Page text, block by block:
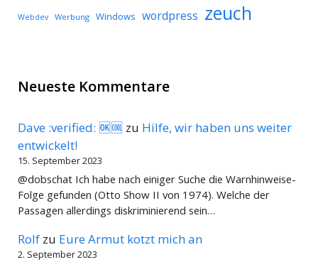
Webdev Werbung Windows wordpress zeuch
Neueste Kommentare
Dave :verified: 🆗🆒 zu Hilfe, wir haben uns weiter
entwickelt!
15. September 2023
@dobschat Ich habe nach einiger Suche die Warnhinweise-
Folge gefunden (Otto Show II von 1974). Welche der
Passagen allerdings diskriminierend sein…
Rolf zu Eure Armut kotzt mich an
2. September 2023